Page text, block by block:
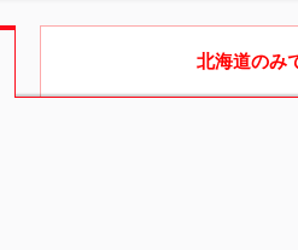
北海道のみ